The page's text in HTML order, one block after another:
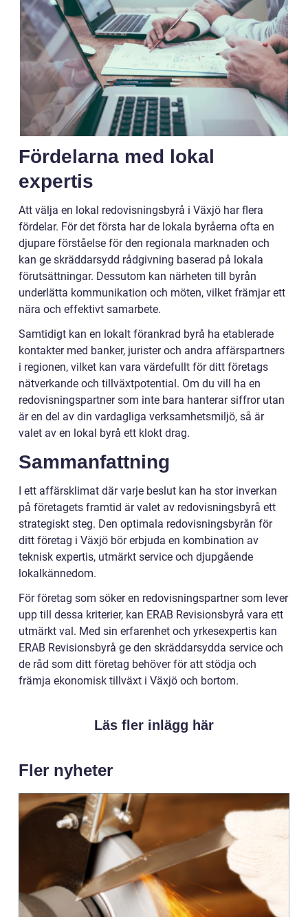
Fördelarna med lokal
expertis
Att välja en lokal redovisningsbyrå i Växjö har flera
fördelar. För det första har de lokala byråerna ofta en
djupare förståelse för den regionala marknaden och
kan ge skräddarsydd rådgivning baserad på lokala
förutsättningar. Dessutom kan närheten till byrån
underlätta kommunikation och möten, vilket främjar ett
nära och effektivt samarbete.
Samtidigt kan en lokalt förankrad byrå ha etablerade
kontakter med banker, jurister och andra affärspartners
i regionen, vilket kan vara värdefullt för ditt företags
nätverkande och tillväxtpotential. Om du vill ha en
redovisningspartner som inte bara hanterar siffror utan
är en del av din vardagliga verksamhetsmiljö, så är
valet av en lokal byrå ett klokt drag.
Sammanfattning
I ett affärsklimat där varje beslut kan ha stor inverkan
på företagets framtid är valet av redovisningsbyrå ett
strategiskt steg. Den optimala redovisningsbyrån för
ditt företag i Växjö bör erbjuda en kombination av
teknisk expertis, utmärkt service och djupgående
lokalkännedom.
För företag som söker en redovisningspartner som lever
upp till dessa kriterier, kan ERAB Revisionsbyrå vara ett
utmärkt val. Med sin erfarenhet och yrkesexpertis kan
ERAB Revisionsbyrå ge den skräddarsydda service och
de råd som ditt företag behöver för att stödja och
främja ekonomisk tillväxt i Växjö och bortom.
Läs fler inlägg här
Fler nyheter